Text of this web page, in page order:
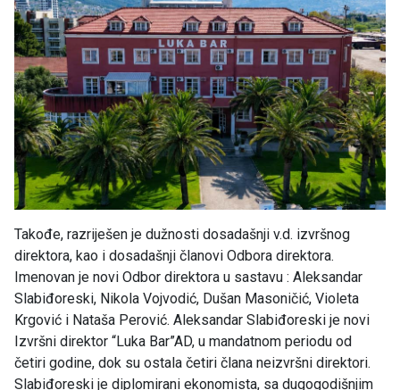
Takođe, razriješen je dužnosti dosadašnji v.d. izvršnog
direktora, kao i dosadašnji članovi Odbora direktora.
Imenovan je novi Odbor direktora u sastavu : Aleksandar
Slabiđoreski, Nikola Vojvodić, Dušan Masoničić, Violeta
Krgović i Nataša Perović. Aleksandar Slabiđoreski je novi
Izvršni direktor “Luka Bar”AD, u mandatnom periodu od
četiri godine, dok su ostala četiri člana neizvršni direktori.
Slabiđoreski je diplomirani ekonomista, sa dugogodišnjim